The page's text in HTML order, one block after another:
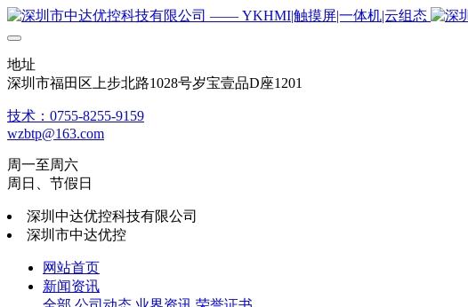
地址
深圳市福田区上步北路1028号岁宝壹品D座1201
技术：0755-8255-9159
wzbtp@163.com
周一至周六
周日、节假日
深圳中达优控科技有限公司
深圳市中达优控
网站首页
新闻资讯